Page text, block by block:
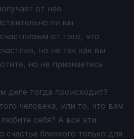
от нее
ли вы
от того, что
но не так как вы
но не признаетесь
деле тогда происходит?
человека, или то, что вам
себя? А все эти
счастье близкого только для